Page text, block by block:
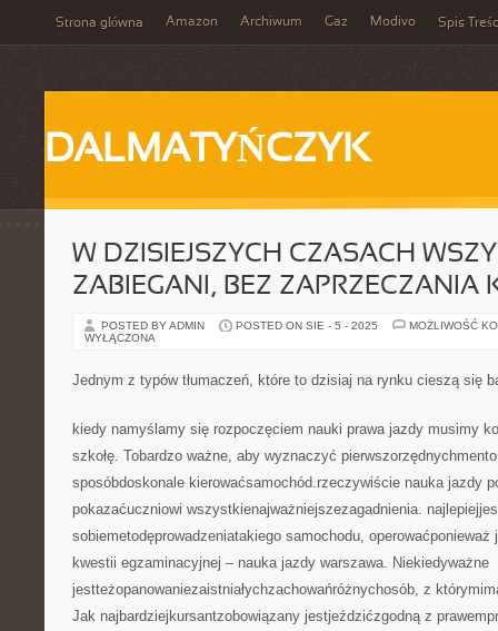
Strona główna Amazon Archiwum Gaz Modivo Spis
DALMATYŃCZYK
W DZISIEJSZYCH CZASACH
ZABIEGANI, BEZ ZAPRZECZANIA
POSTED BY ADMIN POSTED ON SIE - 5 - 2025
MOŻLIWOŚĆ
WYŁĄCZONA
Jednym z typów tłumaczeń, które to dzisiaj na rynku cieszą się
kiedy namyślamy się rozpoczęciem nauki prawa jazdy musimy
szkołę. Tobardzo ważne, aby wyznaczyć
sposóbdoskonale kierowaćsamochód.rzeczywiście nauka jazdy
pokazaćuczniowi wszystkienajważniejszezagadnienia.
sobiemetodęprowadzeniatakiego samochodu, operowaćponieważ
kwestii egzaminacyjnej – nauka jazdy warszawa. Niekiedyważne
jestteżopanowaniezaistniałychzachowańróżnychosób, z
Jak najbardziejkursantzobowiązany jestjeździćzgodną z